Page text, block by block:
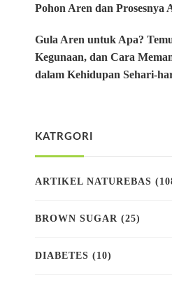
Pohon Aren dan Prosesnya
Gula Aren untuk Apa?
Kegunaan, dan Cara
dalam Kehidupan Sehari-
KATRGORI
ARTIKEL NATUREBAS
BROWN SUGAR (25)
DIABETES (10)